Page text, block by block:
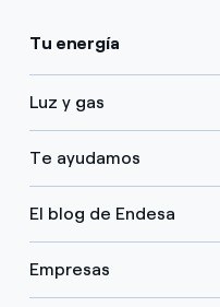
Tu energía
Luz y gas
Te ayudamos
El blog de Endesa
Empresas